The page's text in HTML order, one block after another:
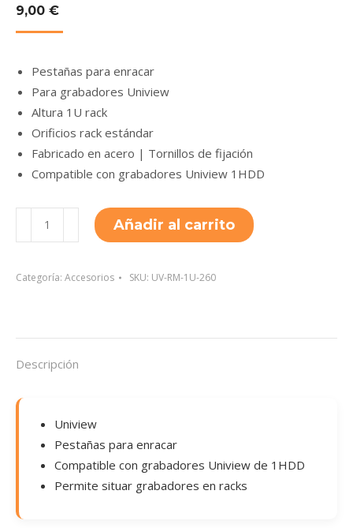
9,00 €
Pestañas para enracar
Para grabadores Uniview
Altura 1U rack
Orificios rack estándar
Fabricado en acero | Tornillos de fijación
Compatible con grabadores Uniview 1HDD
RM-
260
Añadir al carrito
Categoría: Accesorios SKU: UV-RM-1U-260
Descripción
Uniview
Pestañas para enracar
Compatible con grabadores Uniview de 1HDD
Permite situar grabadores en racks